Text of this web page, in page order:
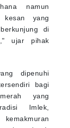
namun
kesan yang
di
ujar pihak
dipenuhi
bagi
yang
Imlek,